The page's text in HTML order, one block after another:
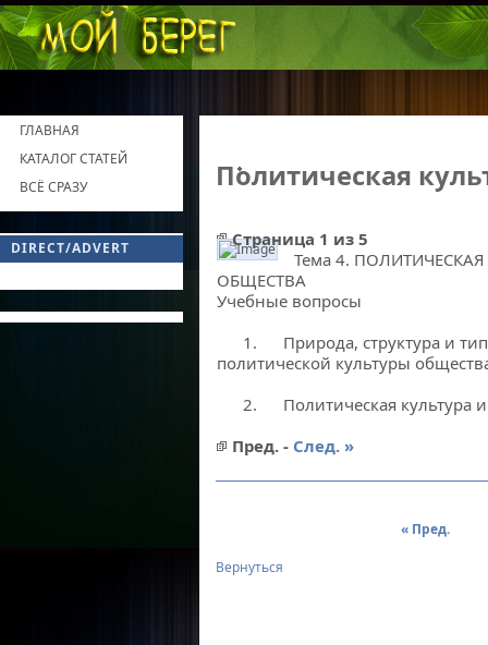
Политическая
Страница 1 из 5
Тема 4. ПОЛИТИЧЕСКАЯ
ОБЩЕСТВА
Учебные вопросы
1. Природа, структура и
политической культуры
2. Политическая культура и
Пред. - След. »
« Пред.
Вернуться
ГЛАВНАЯ
КАТАЛОГ СТАТЕЙ
ВСЁ СРАЗУ
DIRECT/ADVERT